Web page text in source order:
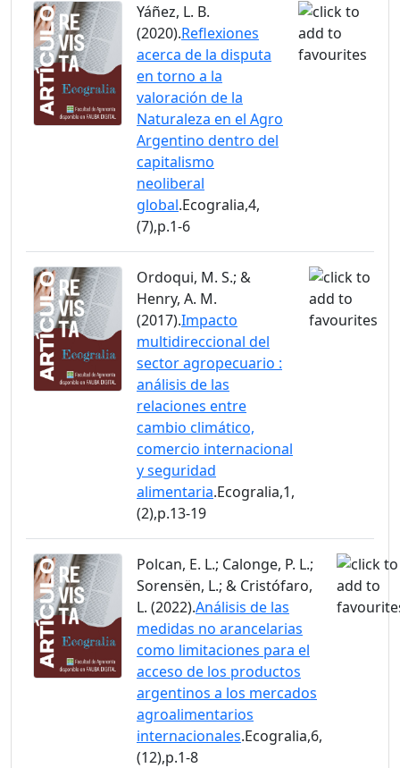
Yáñez, L. B.
(2020).Reflexiones
acerca de la disputa
en torno a la
valoración de la
Naturaleza en el Agro
Argentino dentro del
capitalismo
neoliberal
global.Ecogralia,4,
(7),p.1-6
Ordoqui, M. S.; &
Henry, A. M.
(2017).Impacto
multidireccional del
sector agropecuario :
análisis de las
relaciones entre
cambio climático,
comercio internacional
y seguridad
alimentaria.Ecogralia,1,
(2),p.13-19
Polcan, E. L.; Calonge, P. L.;
Sorensën, L.; & Cristófaro,
L. (2022).Análisis de las
medidas no arancelarias
como limitaciones para el
acceso de los productos
argentinos a los mercados
agroalimentarios
internacionales.Ecogralia,6,
(12),p.1-8